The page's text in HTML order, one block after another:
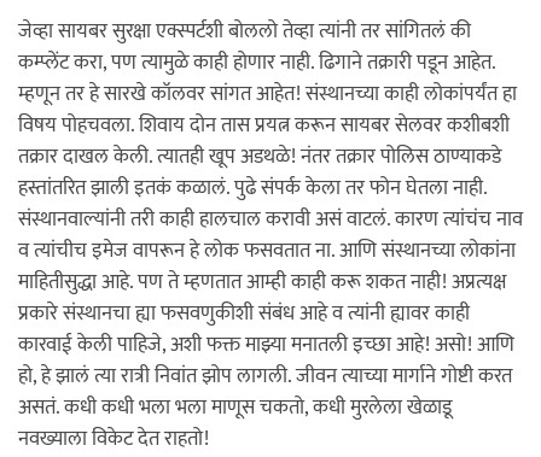
जेव्हा सायबर सुरक्षा एक्स्पर्टशी बोललो तेव्हा त्यांनी तर सांगितलं की
कम्प्लेंट करा, पण त्यामुळे काही होणार नाही. ढिगाने तक्रारी पडून आहेत.
म्हणून तर हे सारखे कॉलवर सांगत आहेत! संस्थानच्या काही लोकांपर्यंत हा
विषय पोहचवला. शिवाय दोन तास प्रयत्न करून सायबर सेलवर कशीबशी
तक्रार दाखल केली. त्यातही खूप अडथळे! नंतर तक्रार पोलिस ठाण्याकडे
हस्तांतरित झाली इतकं कळालं. पुढे संपर्क केला तर फोन घेतला नाही.
संस्थानवाल्यांनी तरी काही हालचाल करावी असं वाटलं. कारण त्यांचंच नाव
व त्यांचीच इमेज वापरून हे लोक फसवतात ना. आणि संस्थानच्या लोकांना
माहितीसुद्धा आहे. पण ते म्हणतात आम्ही काही करू शकत नाही! अप्रत्यक्ष
प्रकारे संस्थानचा ह्या फसवणुकीशी संबंध आहे व त्यांनी ह्यावर काही
कारवाई केली पाहिजे, अशी फक्त माझ्या मनातली इच्छा आहे! असो! आणि
हो, हे झालं त्या रात्री निवांत झोप लागली. जीवन त्याच्या मार्गाने गोष्टी करत
असतं. कधी कधी भला भला माणूस चकतो, कधी मुरलेला खेळाडू
नवख्याला विकेट देत राहतो!